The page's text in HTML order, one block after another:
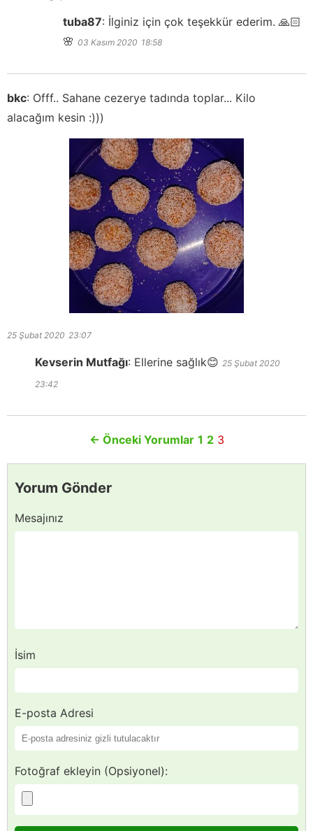
tuba87: İlginiz için çok teşekkür ederim. 🙏🏻
🌸 03 Kasım 2020 18:58
bkc: Offf.. Sahane cezerye tadında toplar... Kilo
alacağım kesin :)))
25 Şubat 2020 23:07
Kevserin Mutfağı: Ellerine sağlık😊 25 Şubat 2020
23:42
← Önceki Yorumlar 1 2 3
Yorum Gönder
Mesajınız
İsim
E-posta Adresi
Fotoğraf ekleyin (Opsiyonel):